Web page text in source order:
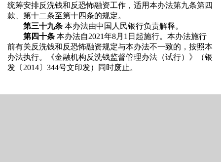
统筹安排反洗钱和反恐怖融资工作，适用本办法第九条第四
款、第十二条至第十四条的规定。
第三十九条 本办法由中国人民银行负责解释。
第四十条 本办法自2021年8月1日起施行。本办法施行
前有关反洗钱和反恐怖融资规定与本办法不一致的，按照本
办法执行。《金融机构反洗钱监督管理办法（试行）》（银
发〔2014〕344号文印发）同时废止。